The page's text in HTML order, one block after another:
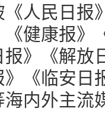
人民日报
健康报》
》《解放
》《临安日
海内外主流